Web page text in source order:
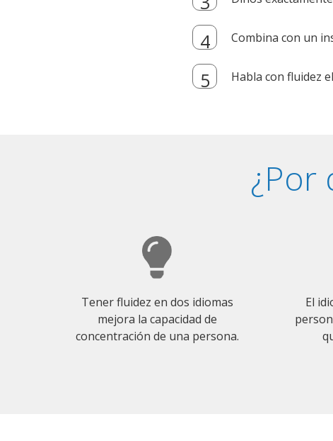
Combina con un
Habla con fluidez
¿Por
Tener fluidez en dos idiomas
mejora la capacidad de
concentración de una persona.
El